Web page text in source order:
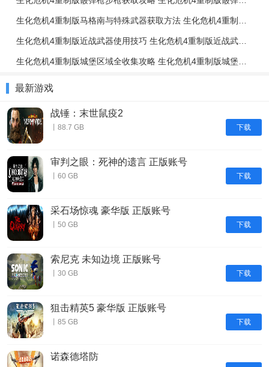
最新游戏
下载
战锤：末世鼠疫2
丨88.7 GB
下载
审判之眼：死神的遗言 正版账号
丨60 GB
下载
采石场惊魂 豪华版 正版账号
丨50 GB
下载
索尼克 未知边境 正版账号
丨30 GB
下载
狙击精英5 豪华版 正版账号
丨85 GB
诺森德塔防